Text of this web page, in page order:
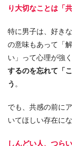
り大切なことは「
特に男子は、好き
の意味もあって「
い」って心理が強
するのを忘れて「
う 。
でも、共感の前に
いてほしい存在に
しんどい人、つら